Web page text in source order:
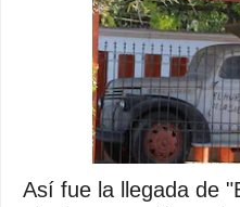
Así fue la llegada de